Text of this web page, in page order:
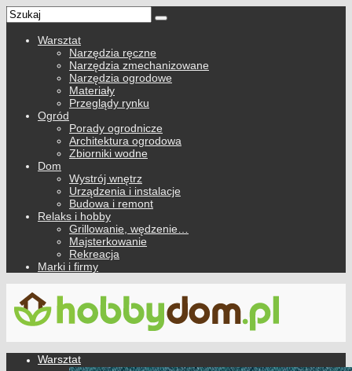
Warsztat
Narzędzia ręczne
Narzędzia zmechanizowane
Narzędzia ogrodowe
Materiały
Przeglądy rynku
Ogród
Porady ogrodnicze
Architektura ogrodowa
Zbiorniki wodne
Dom
Wystrój wnętrz
Urządzenia i instalacje
Budowa i remont
Relaks i hobby
Grillowanie, wędzenie…
Majsterkowanie
Rekreacja
Marki i firmy
Warsztat